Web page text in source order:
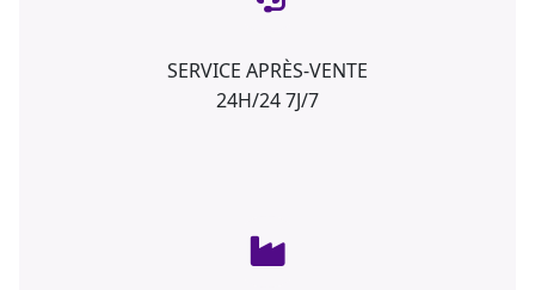
SERVICE APRÈS-VENTE
24H/24 7J/7